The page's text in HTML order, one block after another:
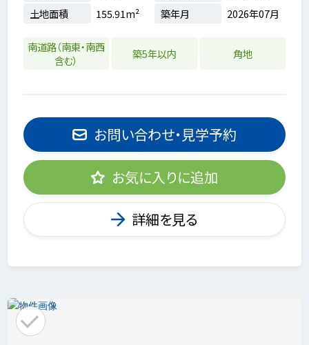
土地面積
155.91m² 築年月 2026年07月
南道路（南東・南西
含む）
築5年以内 角地
お問い合わせ・見学予約
お気に入りに追加
詳細を見る